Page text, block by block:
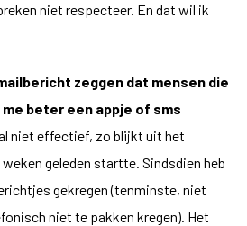
niet respecteer. En dat wil ik
zeggen dat mensen die
beter een appje of sms
niet effectief, zo blijkt uit het
geleden startte. Sindsdien heb
gekregen (tenminste, niet
niet te pakken kregen). Het